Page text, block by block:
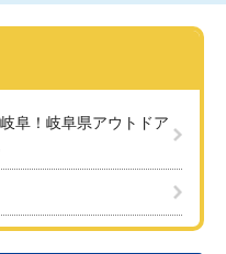
阜！岐阜県アウトドア